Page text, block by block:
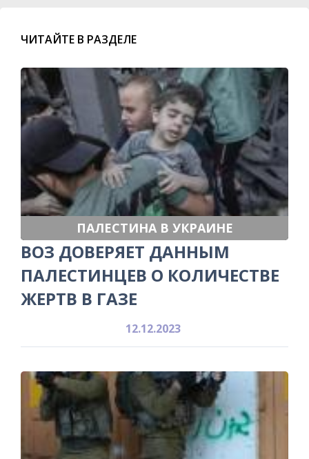
ЧИТАЙТЕ В РАЗДЕЛЕ
ПАЛЕСТИНА В УКРАИНЕ
ВОЗ ДОВЕРЯЕТ ДАННЫМ
ПАЛЕСТИНЦЕВ О КОЛИЧЕСТВЕ
ЖЕРТВ В ГАЗЕ
12.12.2023